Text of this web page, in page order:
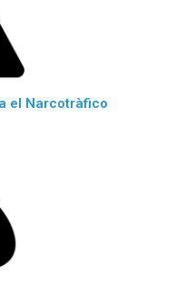
el Narcotràfico